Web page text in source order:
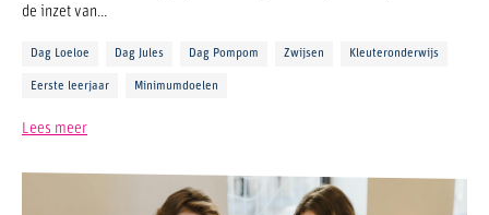
de inzet van...
Dag Loeloe Dag Jules Dag Pompom Zwijsen Kleuteronderwijs
Eerste leerjaar Minimumdoelen
Lees meer